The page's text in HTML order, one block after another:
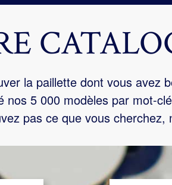
la paillette dont vous avez
nos 5 000 modèles par mot-
pas ce que vous cherchez,